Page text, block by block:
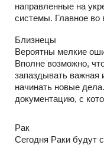
направленные на
системы. Главное во
Близнецы
Вероятны мелкие
Вполне возможно,
запаздывать
начинать новые
документацию, с
Рак
Сегодня Раки будут